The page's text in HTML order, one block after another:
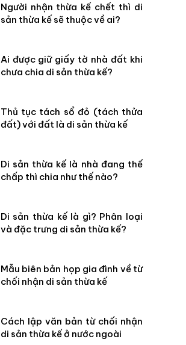
Người nhận thừa kế chết thì di
sản thừa kế sẽ thuộc về ai?
Ai được giữ giấy tờ nhà đất khi
chưa chia di sản thừa kế?
Thủ tục tách sổ đỏ (tách thửa
đất) với đất là di sản thừa kế
Di sản thừa kế là nhà đang thế
chấp thì chia như thế nào?
Di sản thừa kế là gì? Phân loại
và đặc trưng di sản thừa kế?
Mẫu biên bản họp gia đình về từ
chối nhận di sản thừa kế
Cách lập văn bản từ chối nhận
di sản thừa kế ở nước ngoài